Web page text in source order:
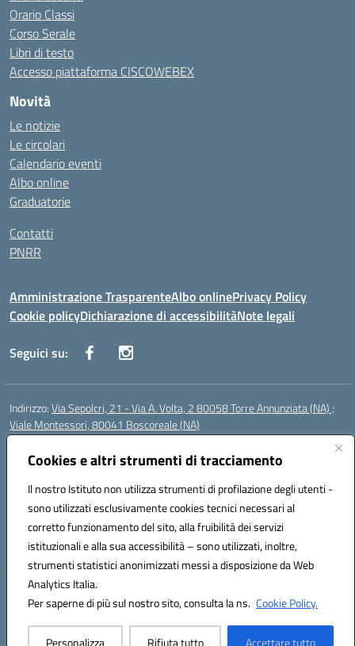
Cookies e altri strumenti di tracciamento
Il nostro Istituto non utilizza strumenti di profilazione degli utenti -
sono utilizzati esclusivamente cookies tecnici necessari al
corretto funzionamento del sito, alla fruibilità dei servizi
istituzionali e alla sua accessibilità – sono utilizzati, inoltre,
strumenti statistici anonimizzati messi a disposizione da Web
Analytics Italia.
Per saperne di più sul nostro sito, consulta la ns. Cookie Policy.
Personalizza Rifiuta tutto Accettare tutto
Orario Classi
Corso Serale
Libri di testo
Accesso piattaforma CISCOWEBEX
Novità
Le notizie
Le circolari
Calendario eventi
Albo online
Graduatorie
Contatti
PNRR
Amministrazione TrasparenteAlbo onlinePrivacy Policy
Cookie policyDichiarazione di accessibilitàNote legali
Seguici su:
Indirizzo:Via Sepolcri, 21 - Via A. Volta, 2 80058 Torre Annunziata (NA) ;
Viale Montessori, 80041 Boscoreale (NA)
Centralino:
Posta elettronica certificata (PEC):nais04100b@pec.istruzione.it
Codice fiscale: 82008750638
Codice meccanografico:NAIS04100B
Codice Indice delle Pubbliche Amministrazioni (IPA): istsc_nais04100b
Codice unico di fatturazione (CUF): UFELOU
Hosting & Powered by 3D Solution S.r.l.
Concept & Design by Designers Italia